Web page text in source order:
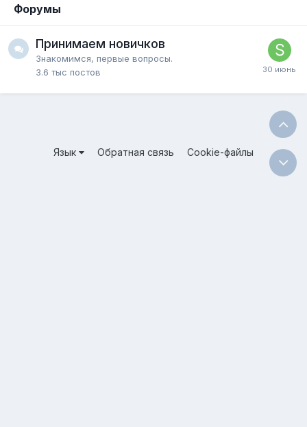
Форумы
Принимаем новичков
Знакомимся, первые вопросы.
3.6 тыс постов
Язык Обратная связь Cookie-файлы